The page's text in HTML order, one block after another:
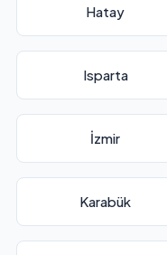
Hatay
Isparta
İzmir
Karabük